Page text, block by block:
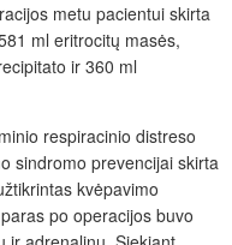
metu pacientui skirta
ml eritrocitų masės,
ir 360 ml
respiracinio distreso
sindromo prevencijai skirta
kvėpavimo
po operacijos buvo